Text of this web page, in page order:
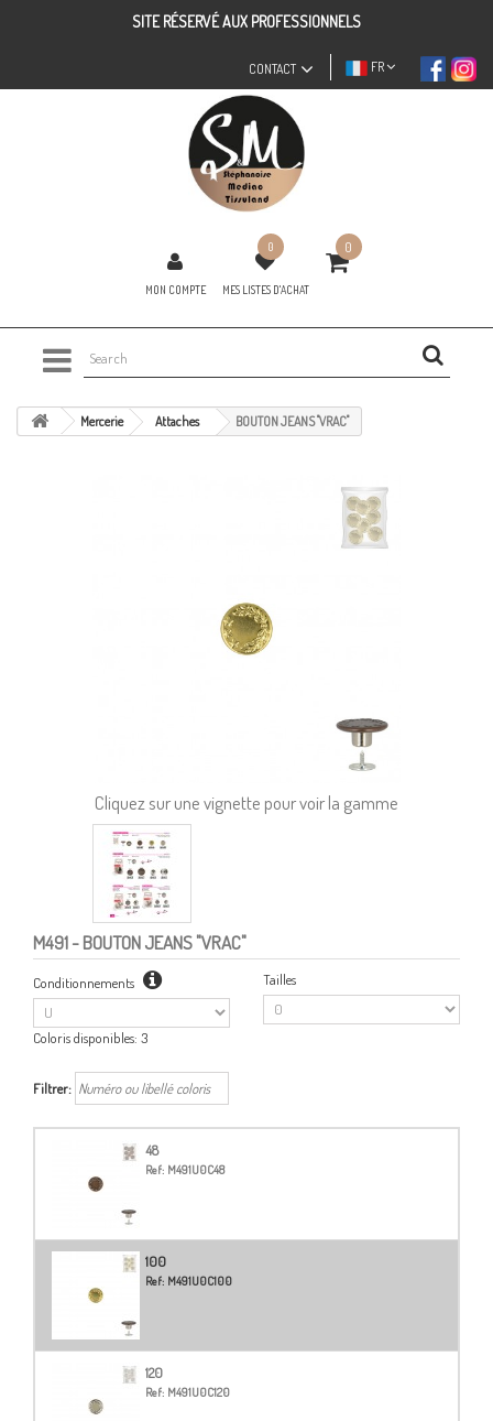
SITE RÉSERVÉ AUX PROFESSIONNELS
FR
CONTACT
MON COMPTE
0
MES LISTES D'ACHAT
0
Mercerie Attaches BOUTON JEANS "VRAC"
Cliquez sur une vignette pour voir la gamme
M491- BOUTON JEANS "VRAC"
Conditionnements Tailles
Coloris disponibles: 3
Filtrer:
48
Ref: M491U0C48
100
Ref: M491U0C100
120
Ref: M491U0C120